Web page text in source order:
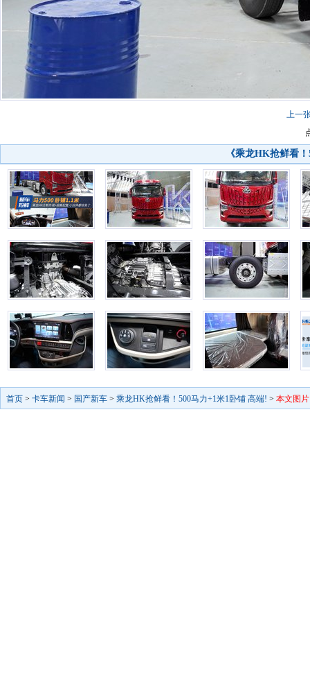
上一
《乘龙HK抢鲜看
首页 > 卡车新闻 > 国产新车 > 乘龙HK抢鲜看！500马力+1米1卧铺 高端! > 本文图片